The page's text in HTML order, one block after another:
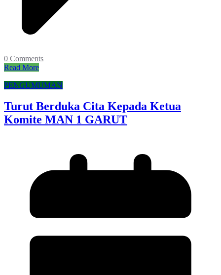
0 Comments
Read More
PENGUMUMAN
Turut Berduka Cita Kepada Ketua
Komite MAN 1 GARUT